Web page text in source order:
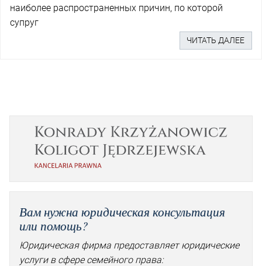
наиболее распространенных причин, по которой
супруг
ЧИТАТЬ ДАЛЕЕ
Вам нужна юридическая консультация
или помощь?
Юридическая фирма предоставляет юридические
услуги в сфере семейного права: